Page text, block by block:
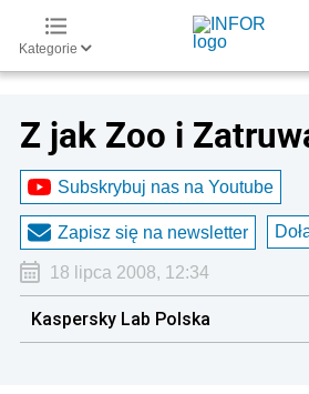
Kategorie
Z jak Zoo i
Subskrybuj nas na Youtube
Zapisz się na newsletter
18 lipca 2008, 12:34
Kaspersky Lab Polska